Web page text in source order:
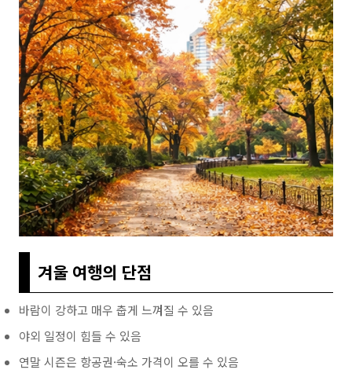
겨울 여행의 단점
바람이 강하고 매우 춥게 느껴질 수 있음
야외 일정이 힘들 수 있음
연말 시즌은 항공권·숙소 가격이 오를 수 있음